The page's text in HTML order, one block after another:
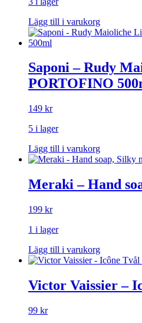
Lägg till i varukorg
Saponi – Rudy
PORTOFINO
149 kr
5 i lager
Lägg till i varukorg
Meraki – Hand
199 kr
1 i lager
Lägg till i varukorg
Victor Vaissier –
99 kr